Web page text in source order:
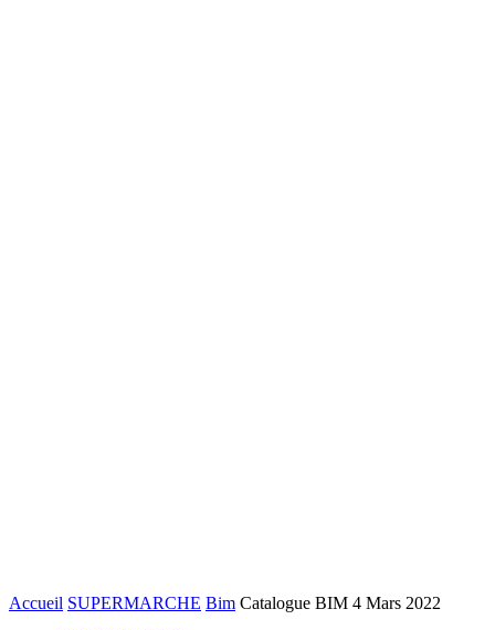
Accueil SUPERMARCHE Bim Catalogue BIM 4 Mars 2022